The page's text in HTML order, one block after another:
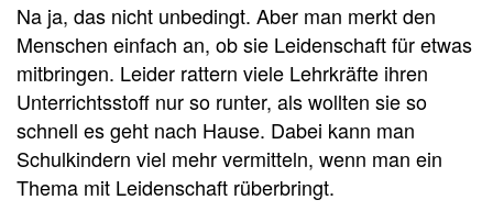
Na ja, das nicht unbedingt. Aber man merkt den
Menschen einfach an, ob sie Leidenschaft für etwas
mitbringen. Leider rattern viele Lehrkräfte ihren
Unterrichtsstoff nur so runter, als wollten sie so
schnell es geht nach Hause. Dabei kann man
Schulkindern viel mehr vermitteln, wenn man ein
Thema mit Leidenschaft rüberbringt.